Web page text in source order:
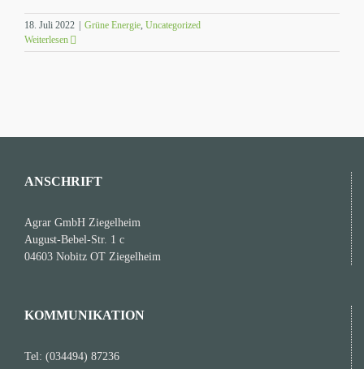
18. Juli 2022 Grüne Energie, Uncategorized
Weiterlesen
ANSCHRIFT
Agrar GmbH Ziegelheim
August-Bebel-Str. 1 c
04603 Nobitz OT Ziegelheim
KOMMUNIKATION
Tel: (034494) 87236